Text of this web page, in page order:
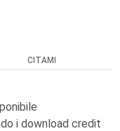
CITAMI
i download credit